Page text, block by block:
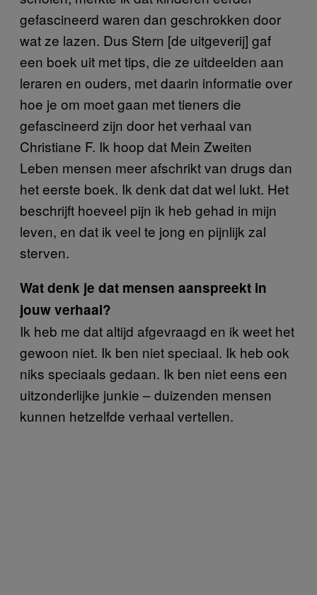
gefascineerd waren dan geschrokken door
wat ze lazen. Dus Stern [de uitgeverij] gaf
een boek uit met tips, die ze uitdeelden aan
leraren en ouders, met daarin informatie over
hoe je om moet gaan met tieners die
gefascineerd zijn door het verhaal van
Christiane F. Ik hoop dat Mein Zweiten
Leben mensen meer afschrikt van drugs dan
het eerste boek. Ik denk dat dat wel lukt. Het
beschrijft hoeveel pijn ik heb gehad in mijn
leven, en dat ik veel te jong en pijnlijk zal
sterven.
Wat denk je dat mensen aanspreekt in
jouw verhaal?
Ik heb me dat altijd afgevraagd en ik weet het
gewoon niet. Ik ben niet speciaal. Ik heb ook
niks speciaals gedaan. Ik ben niet eens een
uitzonderlijke junkie – duizenden mensen
kunnen hetzelfde verhaal vertellen.